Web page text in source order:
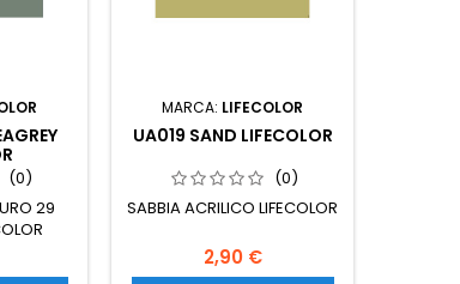
(0)
29
MARCA: LIFECOLOR
UA019 SAND LIFECOLOR
(0)
SABBIA ACRILICO LIFECOLOR
2,90 €